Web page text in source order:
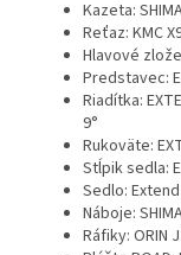
Kazeta:
Reťaz: KMC
Hlavové
Predstavec:
Riadítka:
9°
Rukoväte:
Stĺpik sedla:
Sedlo: Extend
Náboje:
Ráfiky: ORIN